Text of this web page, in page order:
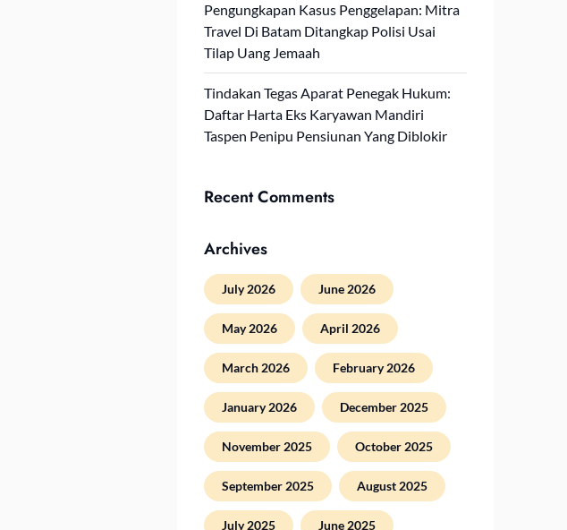
Pengungkapan Kasus Penggelapan: Mitra
Travel Di Batam Ditangkap Polisi Usai
Tilap Uang Jemaah
Tindakan Tegas Aparat Penegak Hukum:
Daftar Harta Eks Karyawan Mandiri
Taspen Penipu Pensiunan Yang Diblokir
Recent Comments
Archives
July 2026 June 2026
May 2026 April 2026
March 2026 February 2026
January 2026 December 2025
November 2025 October 2025
September 2025 August 2025
July 2025 June 2025